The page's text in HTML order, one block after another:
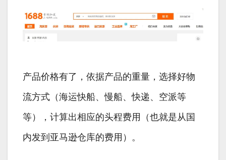
产品价格有了，依据产品的重量，选择好物
流方式（海运快船、慢船、快递、空派等
等），计算出相应的头程费用（也就是从国
内发到亚马逊仓库的费用）。